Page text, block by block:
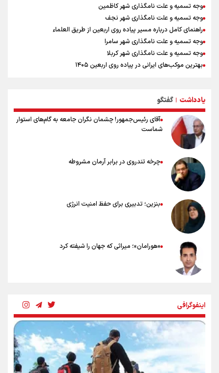
وجه تسمیه و علت نامگذاری شهر کاظمین
وجه تسمیه و علت نامگذاری شهر نجف
راهنمای کامل درباره مسیر پیاده روی اربعین از طریق العلماء
وجه تسمیه و علت نامگذاری شهر سامرا
وجه تسمیه و علت نامگذاری شهر کربلا
بهترین موکب‌های ایرانی در پیاده روی اربعین ۱۴۰۵
۲۰ نکته دوستانه درباره پیاده روی اربعین و عراقی ها
یادداشت | گفتگو
آقای رئیس‌جمهور! چشمان نگران جامعه به گام‌های استوار
شماست
چرخه تندروی در برابر آرمان مشروطه
بنزین؛ تدبیری برای حفظ امنیت انرژی
«هورامان»؛ میراثی که جهان را شیفته کرد
رسانه ملی و حق مردم برای شنیدن صدای رئیس‌جمهوری
اینفوگرافی